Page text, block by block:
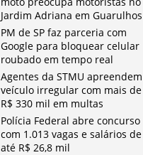
Jardim Adriana em Guarulhos
PM de SP faz parceria com
Google para bloquear celular
roubado em tempo real
Agentes da STMU apreendem
veículo irregular com mais de
R$ 330 mil em multas
Polícia Federal abre concurso
com 1.013 vagas e salários de
até R$ 26,8 mil